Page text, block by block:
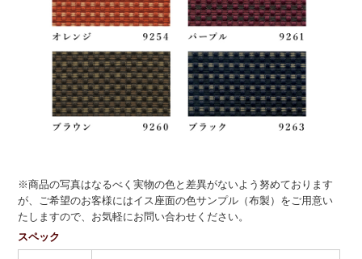
※商品の写真はなるべく実物の色と差異がないよう努めております
が、ご希望のお客様にはイス座面の色サンプル（布製）をご用意い
たしますので、お気軽にお問い合わせください。
スペック